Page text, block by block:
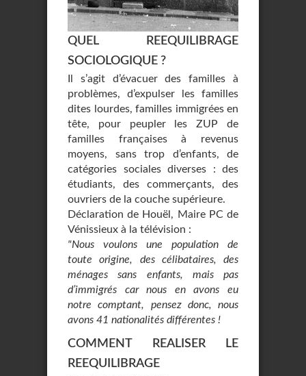
QUEL REEQUILIBRAGE
SOCIOLOGIQUE ?
Il s’agit d’évacuer des familles à
problèmes, d’expulser les familles
dites lourdes, familles immigrées en
tête, pour peupler les ZUP de
familles françaises à revenus
moyens, sans trop d’enfants, de
catégories sociales diverses : des
étudiants, des commerçants, des
ouvriers de la couche supérieure.
Déclaration de Houël, Maire PC de
Vénissieux à la télévision :
"Nous voulons une population de
toute origine, des célibataires, des
ménages sans enfants, mais pas
d’immigrés car nous en avons eu
notre comptant, pensez donc, nous
avons 41 nationalités différentes !
COMMENT REALISER LE
REEQUILIBRAGE